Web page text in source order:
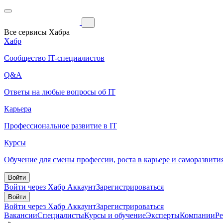
Все сервисы Хабра
Хабр
Сообщество IT-специалистов
Q&A
Ответы на любые вопросы об IT
Карьера
Профессиональное развитие в IT
Курсы
Обучение для смены профессии, роста в карьере и
Войти
Войти через Хабр АккаунтЗарегистрироваться
Войти
Войти через Хабр АккаунтЗарегистрироваться
ВакансииСпециалистыКурсы и обучениеЭкспертыКомпании